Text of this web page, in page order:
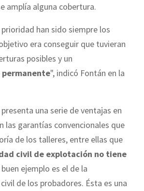
amplía alguna cobertura.
han sido siempre los
era conseguir que tuvieran
posibles y un
permanente", indicó Fontán en la
una serie de ventajas en
las garantías convencionales que
de los talleres, entre ellas que
civil de explotación no tiene
ejemplo es el de la
de los probadores. Ésta es una